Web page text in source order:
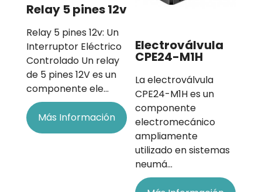
Relay 5 pines 12v
Relay 5 pines 12v: Un
Interruptor Eléctrico
Controlado Un relay
de 5 pines 12V es un
componente ele…
Más Información
Electroválvula
CPE24-M1H
La electroválvula
CPE24-M1H es un
componente
electromecánico
ampliamente
utilizado en sistemas
neumá…